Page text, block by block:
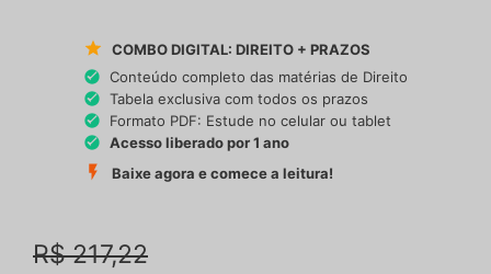
COMBO DIGITAL: DIREITO + PRAZOS
Conteúdo completo das matérias de Direito
Tabela exclusiva com todos os prazos
Formato PDF: Estude no celular ou tablet
Acesso liberado por 1 ano
Baixe agora e comece a leitura!
R$ 217,22